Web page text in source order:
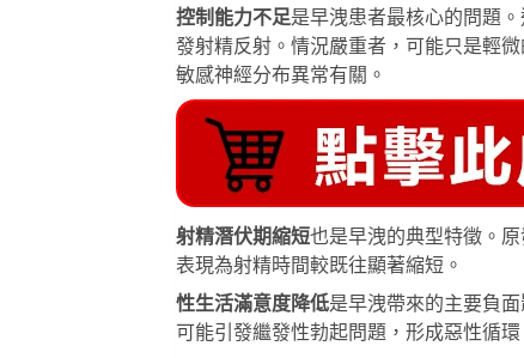
控制能力不足是早洩患者最核心的問題
發射精反射。情況嚴重者，可能只是輕
敏感神經分布異常有關。
射精潛伏期縮短也是早洩的典型特徵。
表現為射精時間較既往顯著縮短。
性生活滿意度降低是早洩帶來的主要負
可能引發繼發性勃起問題，形成惡性循環